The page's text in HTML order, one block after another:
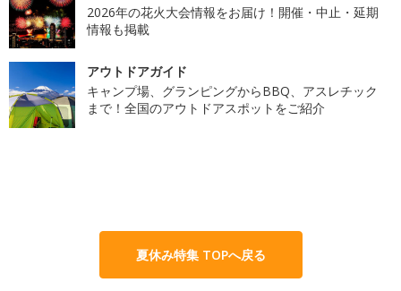
2026年の花火大会情報をお届け！開催・中止・延期
情報も掲載
アウトドアガイド
キャンプ場、グランピングからBBQ、アスレチック
まで！全国のアウトドアスポットをご紹介
夏休み特集 TOPへ戻る